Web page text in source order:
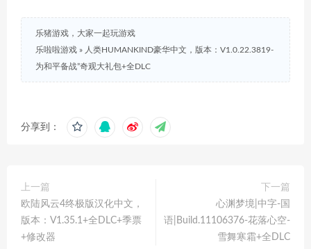
乐猪游戏，大家一起玩游戏
乐啦啦游戏 » 人类HUMANKIND豪华中文，版本：V1.0.22.3819-
为和平备战”奇观大礼包+全DLC
分享到：
上一篇
欧陆风云4终极版汉化中文，
版本：V1.35.1+全DLC+季票
+修改器
下一篇
心渊梦境|中字-国
语|Build.11106376-花落心空-
雪舞寒霜+全DLC